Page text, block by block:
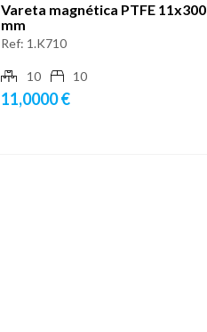
Vareta magnética PTFE 11x300
mm
Ref: 1.K710
10 10
11,0000 €